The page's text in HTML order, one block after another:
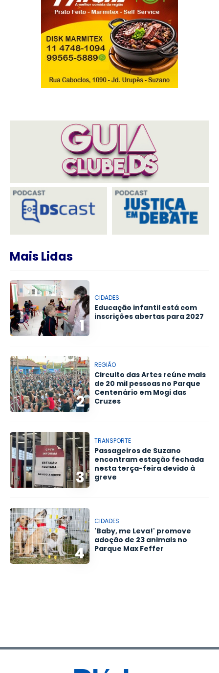
Mais Lidas
1
CIDADES
Educação infantil está com
inscrições abertas para 2027
2
REGIÃO
Circuito das Artes reúne mais
de 20 mil pessoas no Parque
Centenário em Mogi das
Cruzes
3
TRANSPORTE
Passageiros de Suzano
encontram estação fechada
nesta terça-feira devido à
greve
4
CIDADES
'Baby, me Leva!' promove
adoção de 23 animais no
Parque Max Feffer